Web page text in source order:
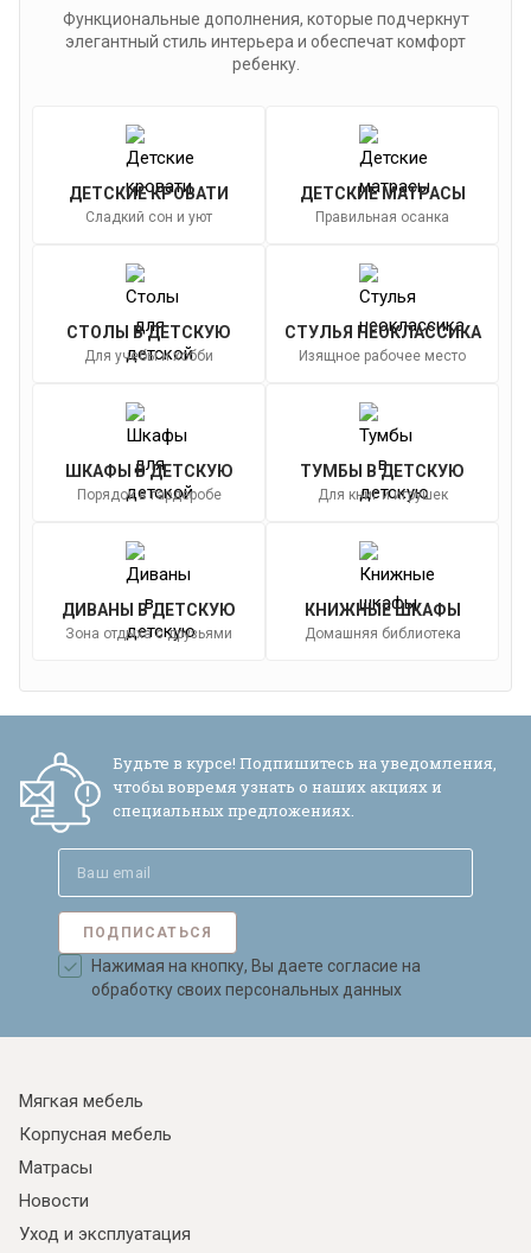
Я ознакомлен с
в отношении
обработки персональных данных и
согласен на их обработку.
Функциональные дополнения, которые подчеркнут
элегантный стиль интерьера и обеспечат комфорт
ребенку.
ДЕТСКИЕ КРОВАТИ
Сладкий сон и уют
ДЕТСКИЕ МАТРАСЫ
Правильная осанка
СТОЛЫ В ДЕТСКУЮ
Для учебы и хобби
СТУЛЬЯ НЕОКЛАССИКА
Изящное рабочее место
ШКАФЫ В ДЕТСКУЮ
Порядок в гардеробе
ТУМБЫ В ДЕТСКУЮ
Для книг и игрушек
ДИВАНЫ В ДЕТСКУЮ
Зона отдыха с друзьями
КНИЖНЫЕ ШКАФЫ
Домашняя библиотека
Будьте в курсе! Подпишитесь на уведомления,
чтобы вовремя узнать о наших акциях и
специальных предложениях.
ПОДПИСАТЬСЯ
Нажимая на кнопку, Вы даете согласие на
обработку своих персональных данных
Мягкая мебель
Корпусная мебель
Матрасы
Новости
Уход и эксплуатация